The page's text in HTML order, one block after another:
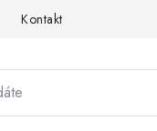
Kontakt